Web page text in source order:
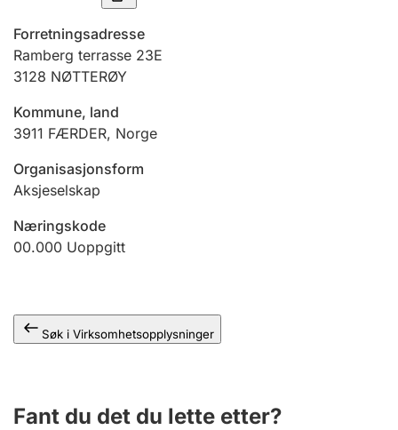
Tinglysing
Jeger
Ektepaktveileder
Offentlig sektor
Forretningsadresse
Ramberg terrasse 23E
3128 NØTTERØY
Kommune, land
3911 FÆRDER, Norge
Organisasjonsform
Aksjeselskap
Næringskode
00.000 Uoppgitt
Søk i Virksomhetsopplysninger
Fant du det du lette etter?